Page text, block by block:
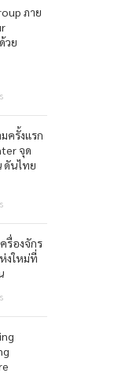
ภาย
วย
ครั้งแรก
จุด
ดันไทย
รื่องจักร
งใหม่ที่